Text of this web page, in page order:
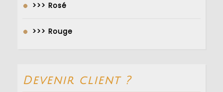
>>> Rosé
>>> Rouge
Devenir client ?